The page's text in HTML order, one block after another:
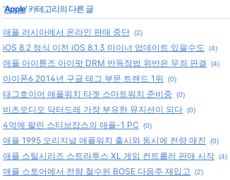
'Apple' 카테고리의 다른 글
애플 러시아에서 온라인 판매 중단 (2)
iOS 8.2 정식 이전 iOS 8.1.3 마이너 업데이트 있을수도 (4)
애플 아이튠즈 아이팟 DRM 반독점법 위반은 무죄 판결 (4)
아이폰6 2014년 구글 테그 부문 트랜드 1위 (0)
태그호이어 애플워치 타겟 스마트워치 준비중 (0)
비츠오디오 닥터드레 가장 부유한 뮤지션이 되다 (0)
4억에 팔린 스티브잡스의 애플-1 PC (0)
애플 1995 오리지널 애플워치 출시와 동시에 전량 매진 (0)
애플 스틸시리즈 스트라투스 XL 게임 컨트롤러 판매 시작 (4)
애플 스토어에서 전량 철수된 BOSE 다음주 재입고 (2)